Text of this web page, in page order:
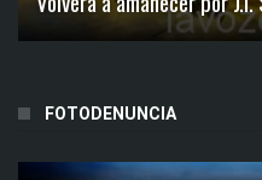
FOTODENUNCIA